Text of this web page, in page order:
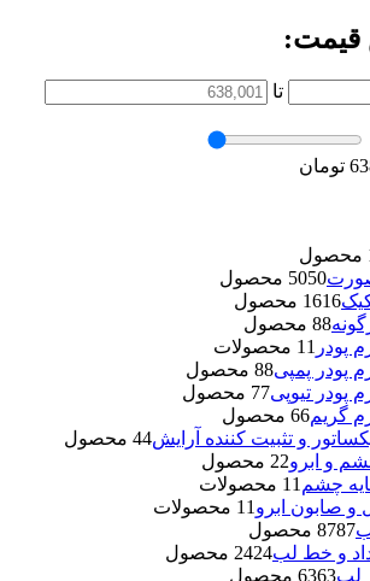
قیمت:
تا
5050 محصول
1616 محصول
88 محصول
پودر
1 1 محصولات
پودر پمپی 88 محصول
پودر تیوپی 77 محصول
گریم 66 محصول
و تثبیت کننده آرایش 44 محصول
و ابرو 22 محصول
چشم
1 1 محصولات
و صابون ابرو
1 1 محصولات
8787 محصول
و خط لب
2424 محصول
لب
6363 محصول